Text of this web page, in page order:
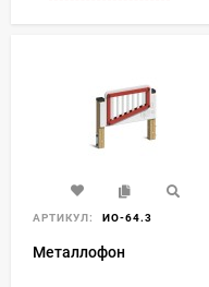
АРТИКУЛ: ИО-64.3
Металлофон